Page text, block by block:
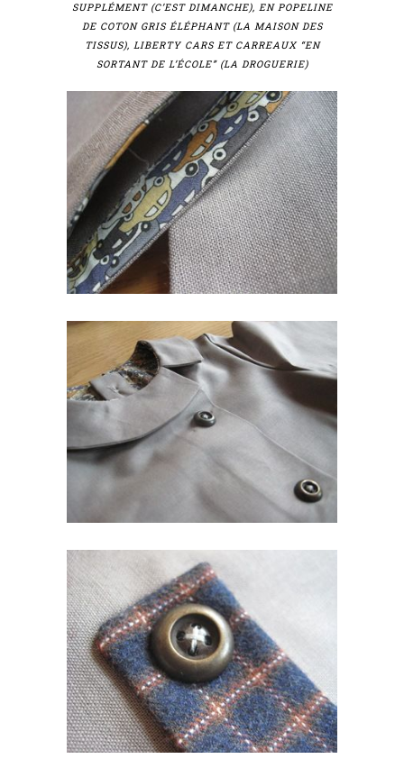
SUPPLÉMENT (C’EST DIMANCHE), EN POPELINE
DE COTON GRIS ÉLÉPHANT (LA MAISON DES
TISSUS), LIBERTY CARS ET CARREAUX “EN
SORTANT DE L’ÉCOLE” (LA DROGUERIE)